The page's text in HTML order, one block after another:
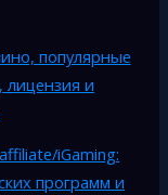
популярные
лицензия и
iGaming:
программ и